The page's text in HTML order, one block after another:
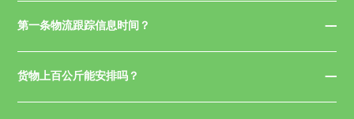
第一条物流跟踪信息时间？
货物上百公斤能安排吗？